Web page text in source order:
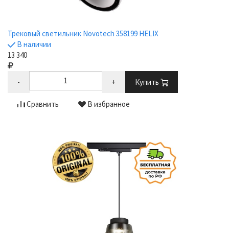
Трековый светильник Novotech 358199 HELIX
В наличии
13 340
- + Купить
Сравнить В избранное